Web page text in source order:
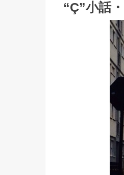
“Ç”小話